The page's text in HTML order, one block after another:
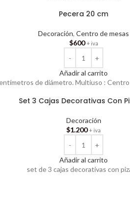
Pecera 20 cm
Decoración, Centro de mesas
$600 + iva
Añadir al carrito
de diámetro. Multiuso :
Set 3 Cajas Decorativas Con
Decoración
$1.200 + iva
Añadir al carrito
set de 3 cajas decorativas con